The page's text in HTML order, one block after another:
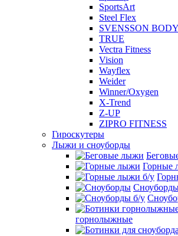
SportsArt
Steel Flex
SVENSSON
TRUE
Vectra Fitness
Vision
Wayflex
Weider
Winner/Oxygen
X-Trend
Z-UP
ZIPRO FITNESS
Гироскутеры
Лыжи и сноуборды
Горные
горнолыжные